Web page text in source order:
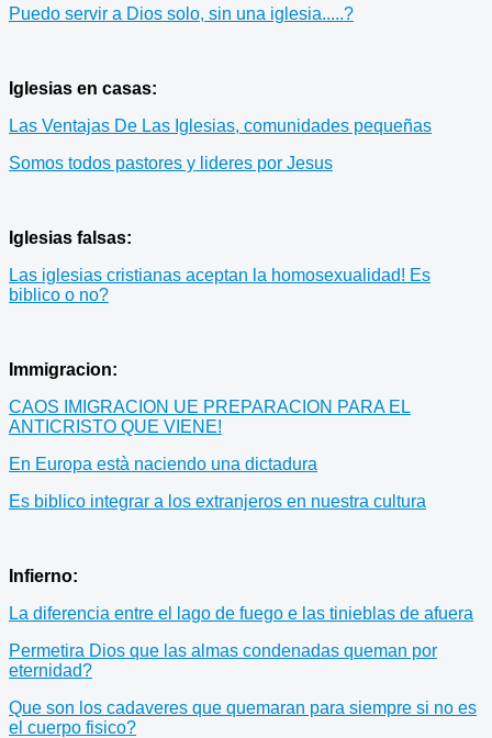
Puedo servir a Dios solo, sin una iglesia.....?
Iglesias en casas:
Las Ventajas De Las Iglesias, comunidades pequeñas
Somos todos pastores y lideres por Jesus
Iglesias falsas:
Las iglesias cristianas aceptan la homosexualidad! Es
biblico o no?
Immigracion:
CAOS IMIGRACION UE PREPARACION PARA EL
ANTICRISTO QUE VIENE!
En Europa està naciendo una dictadura
Es biblico integrar a los extranjeros en nuestra cultura
Infierno:
La diferencia entre el lago de fuego e las tinieblas de afuera
Permetira Dios que las almas condenadas queman por
eternidad?
Que son los cadaveres que quemaran para siempre si no es
el cuerpo fisico?